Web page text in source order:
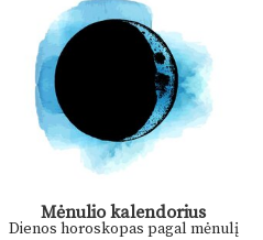
Mėnulio kalendorius
Dienos horoskopas pagal mėnulį